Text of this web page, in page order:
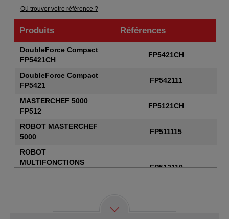
Où trouver votre référence ?
Produits
Références
Produits
DoubleForce Compact
FP5421CH
FP5421CH
DoubleForce Compact
FP5421
FP542111
MASTERCHEF 5000
FP512
FP5121CH
ROBOT MASTERCHEF
5000
FP511115
ROBOT
MULTIFONCTIONS
FP512110